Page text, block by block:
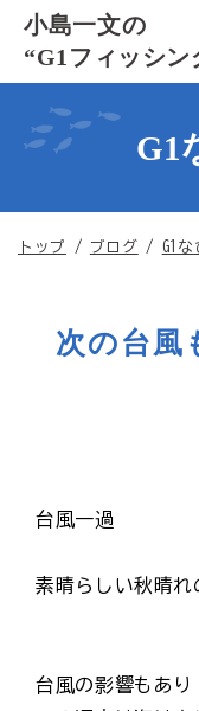
このページの本文へ
小島一文の
“G1フィッシン
G1
現
トップ / ブログ / G1
次の台風
台風一過
素晴らしい秋晴れ
台風の影響もあり